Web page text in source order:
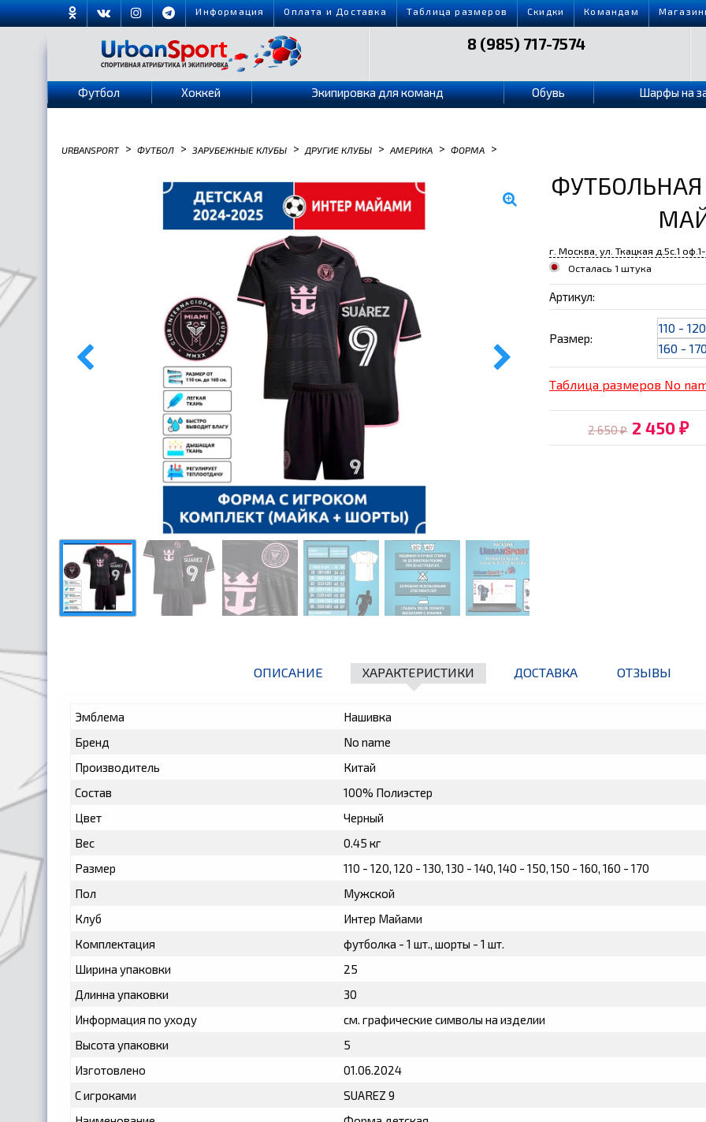
Информация Оплата и Доставка Таблица размеров Скидки Командам
8 (985) 717-7574
Футбол Хоккей Экипировка для команд Обувь Шарфы на
URBANSPORT > ФУТБОЛ > ЗАРУБЕЖНЫЕ КЛУБЫ > ДРУГИЕ КЛУБЫ > АМЕРИКА > ФОРМА >
г. Москва, ул. Ткацкая д.5с.1
Осталась 1 штука
Артикул:
Размер:
110 - 120
160 -
Таблица размеров No
2 650₽ 2 450₽
ОПИСАНИЕ ХАРАКТЕРИСТИКИ ДОСТАВКА ОТЗЫВЫ
Эмблема
Нашивка
Бренд
No name
Производитель
Китай
Состав
100% Полиэстер
Цвет
Черный
Вес
0.45 кг
Размер
110 - 120, 120 - 130, 130 - 140, 140 - 150, 150 - 160, 160 - 170
Пол
Мужской
Клуб
Интер Майами
Комплектация
футболка - 1 шт., шорты - 1 шт.
Ширина упаковки
25
Длинна упаковки
30
Информация по уходу
см. графические символы на изделии
Высота упаковки
5
Изготовлено
01.06.2024
С игроками
SUAREZ 9